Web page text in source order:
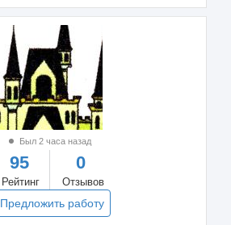
Был 2 часа назад
95
Рейтинг
0
Отзывов
Предложить работу